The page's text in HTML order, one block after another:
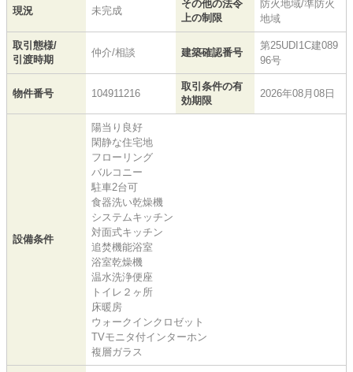
現況 未完成
その他の法令
上の制限
防火地域/準防火
地域
取引態様/
引渡時期
仲介/相談 建築確認番号
第25UDI1C建089
96号
物件番号 104911216
取引条件の有
効期限
2026年08月08日
設備条件
陽当り良好
閑静な住宅地
フローリング
バルコニー
駐車2台可
食器洗い乾燥機
システムキッチン
対面式キッチン
追焚機能浴室
浴室乾燥機
温水洗浄便座
トイレ２ヶ所
床暖房
ウォークインクロゼット
TVモニタ付インターホン
複層ガラス